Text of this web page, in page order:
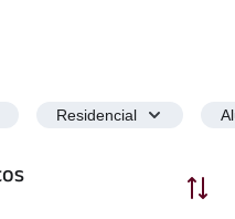
Residencial
Ordenar